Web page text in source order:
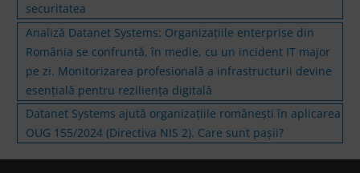
securitatea
Analiză Datanet Systems: Organizațiile enterprise din
România se confruntă, în medie, cu un incident IT major
pe zi. Monitorizarea profesională a infrastructurii devine
esențială pentru reziliența digitală
Datanet Systems ajută organizațiile românești în aplicarea
OUG 155/2024 (Directiva NIS 2). Care sunt pașii?